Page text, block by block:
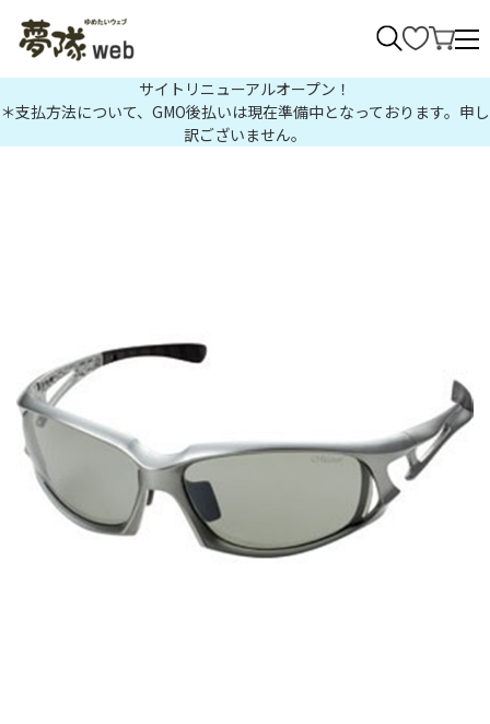
サイトリニューアルオープン！
＊支払方法について、GMO後払いは現在準備中となっております。申し
訳ございません。